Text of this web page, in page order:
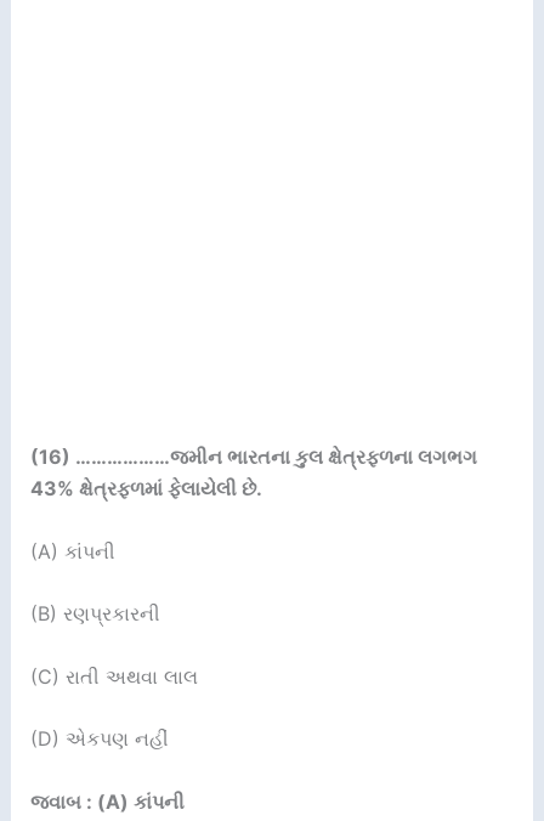
(16) ………………જમીન ભારતના કુલ ક્ષેત્રફળના લગભગ
43% ક્ષેત્રફળમાં ફેલાયેલી છે.
(A) કાંપની
(B) રણપ્રકારની
(C) રાતી અથવા લાલ
(D) એકપણ નહીં
જવાબ : (A) કાંપની